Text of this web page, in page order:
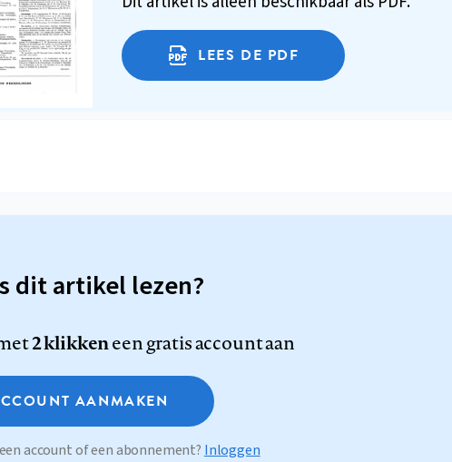
LEES DE PDF
dit artikel lezen?
2 klikkeneen gratis account aan
AANMAKEN
account of een abonnement? Inloggen